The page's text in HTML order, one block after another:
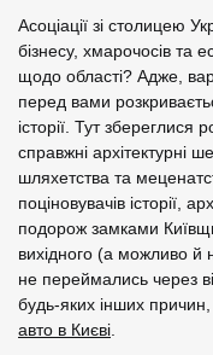
Асоціації зі столицею
бізнесу, хмарочосів та
щодо області? Адже,
перед вами
історії. Тут збереглися
справжні архітектурні
шляхетства та
поціновувачів історії,
подорож замками
вихідного (а можливо й
не переймались через
будь-яких інших
авто в Києві